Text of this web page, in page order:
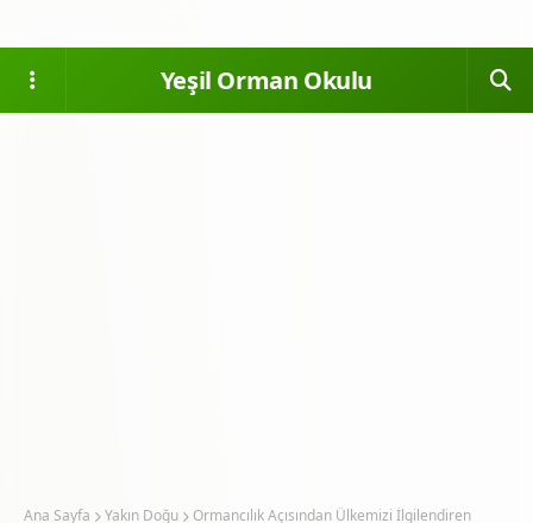
Yeşil Orman Okulu
Ana Sayfa Yakın Doğu
Ormancılık Açısından Ülkemizi İlgilendiren